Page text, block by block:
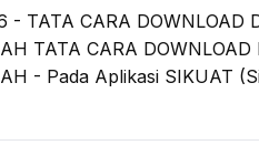
- TATA CARA DOWNLOAD
TATA CARA DOWNLOAD
- Pada Aplikasi SIKUAT